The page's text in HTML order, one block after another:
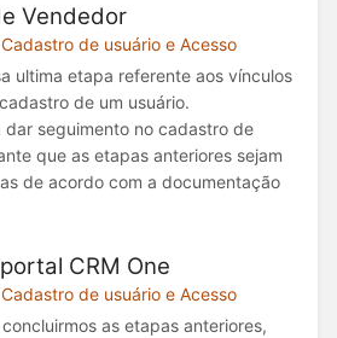
Vendedor
Cadastro de usuário e Acesso
ultima etapa referente aos vínculos
de um usuário.
dar seguimento no cadastro de
que as etapas anteriores sejam
de acordo com a documentação
CRM One
Cadastro de usuário e Acesso
as etapas anteriores,